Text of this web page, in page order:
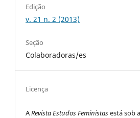
Edição
v. 21 n. 2 (2013)
Seção
Colaboradoras/es
Licença
ARevista Estudos Feministasestá sob a